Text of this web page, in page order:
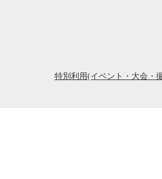
特別利用(イベント・大会・